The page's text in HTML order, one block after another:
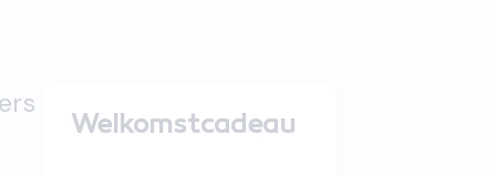
Welkomstcadeau